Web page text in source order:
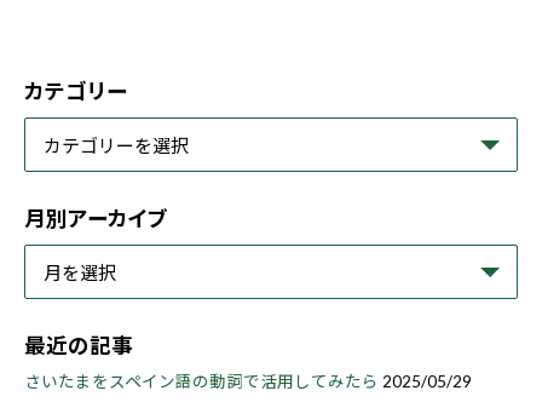
カテゴリー
月別アーカイブ
最近の記事
さいたまをスペイン語の動詞で活用してみたら 2025/05/29